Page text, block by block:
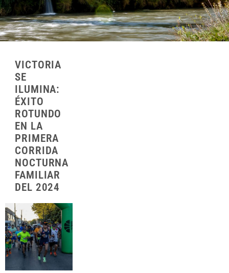
VICTORIA
SE
ILUMINA:
ÉXITO
ROTUNDO
EN LA
PRIMERA
CORRIDA
NOCTURNA
FAMILIAR
DEL 2024